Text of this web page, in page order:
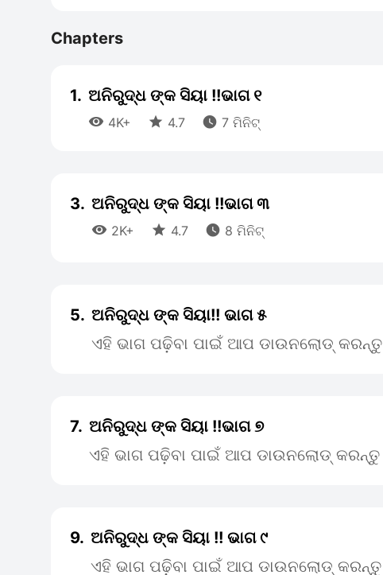
Chapters
1. ଅନିରୁଦ୍ଧ ଙ୍କ ସିୟା !!ଭାଗ ୧
 4K+  4.7  7 ମିନିଟ୍
3. ଅନିରୁଦ୍ଧ ଙ୍କ ସିୟା !!ଭାଗ ୩
 2K+  4.7  8 ମିନିଟ୍
5. ଅନିରୁଦ୍ଧ ଙ୍କ ସିୟା!! ଭାଗ ୫
ଏହି ଭାଗ ପଢ଼ିବା ପାଇଁ ଆପ ଡାଉନଲୋଡ୍ କରନ୍ତୁ
7. ଅନିରୁଦ୍ଧ ଙ୍କ ସିୟା !!ଭାଗ ୭
ଏହି ଭାଗ ପଢ଼ିବା ପାଇଁ ଆପ ଡାଉନଲୋଡ୍ କରନ୍ତୁ
9. ଅନିରୁଦ୍ଧ ଙ୍କ ସିୟା !! ଭାଗ ୯
ଏହି ଭାଗ ପଢ଼ିବା ପାଇଁ ଆପ ଡାଉନଲୋଡ୍ କରନ୍ତୁ